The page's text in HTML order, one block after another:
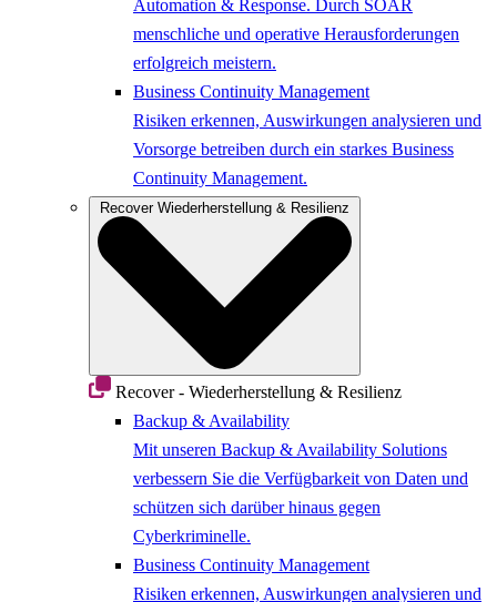
Automation & Response. Durch SOAR
menschliche und operative Herausforderungen
erfolgreich meistern.
Business Continuity Management
Risiken erkennen, Auswirkungen analysieren und
Vorsorge betreiben durch ein starkes Business
Continuity Management.
Recover Wiederherstellung & Resilienz
Recover - Wiederherstellung & Resilienz
Backup & Availability
Mit unseren Backup & Availability Solutions
verbessern Sie die Verfügbarkeit von Daten und
schützen sich darüber hinaus gegen
Cyberkriminelle.
Business Continuity Management
Risiken erkennen, Auswirkungen analysieren und